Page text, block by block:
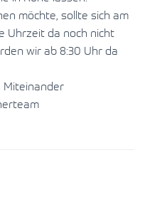
möchte, sollte sich am
Uhrzeit da noch nicht
wir ab 8:30 Uhr da
Miteinander